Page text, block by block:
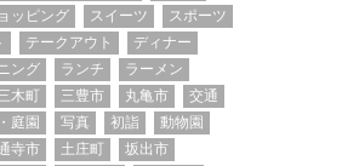
ッピング スイーツ
スポーツ
テークアウト
ディナー
ング ランチ
ラーメン
木町 三豊市 丸亀市
交通
庭園 写真 初詣
動物園
寺市 土庄町
坂出市